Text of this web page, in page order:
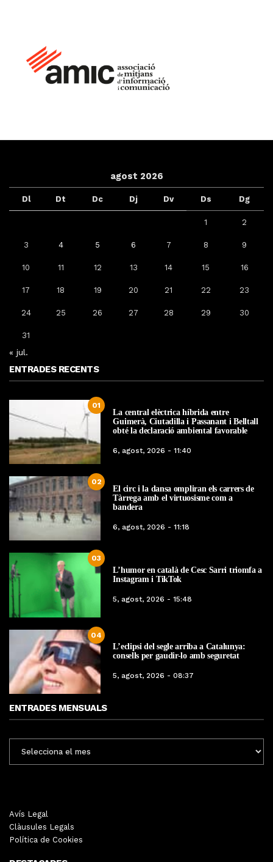
agost 2026
Dl Dt Dc Dj Dv Ds Dg
1 2
3 4 5 6 7 8 9
10 11 12 13 14 15 16
17 18 19 20 21 22 23
24 25 26 27 28 29 30
31
« jul.
ENTRADES RECENTS
01
La central elèctrica híbrida entre
Guimerà, Ciutadilla i Passanant i Belltall
obté la declaració ambiental favorable
6, agost, 2026 - 11:40
02
El circ i la dansa ompliran els carrers de
Tàrrega amb el virtuosisme com a
bandera
6, agost, 2026 - 11:18
03
L’humor en català de Cesc Sarri triomfa a
Instagram i TikTok
5, agost, 2026 - 15:48
04
L’eclipsi del segle arriba a Catalunya:
consells per gaudir-lo amb seguretat
5, agost, 2026 - 08:37
ENTRADES MENSUALS
MENSUALS
Avís Legal
Clàusules Legals
Política de Cookies